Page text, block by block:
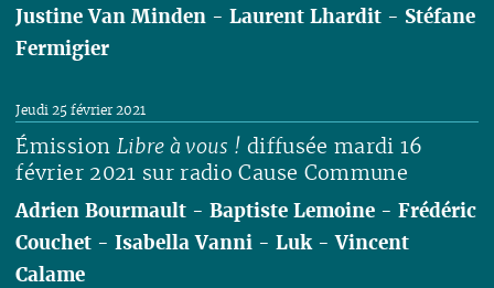
Justine Van Minden -Laurent Lhardit - Stéfane
Fermigier
Lire
Émission Libre à vous ! diffusée mardi 16
février 2021 sur radio Cause Commune
Jeudi 25 février 2021
Adrien Bourmault -Baptiste Lemoine -Frédéric
Couchet -Isabella Vanni -Luk-Vincent
Calame